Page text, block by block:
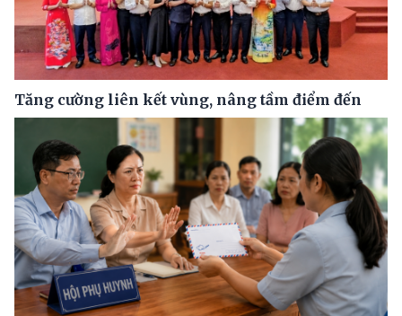
Tăng cường liên kết vùng, nâng tầm điểm đến